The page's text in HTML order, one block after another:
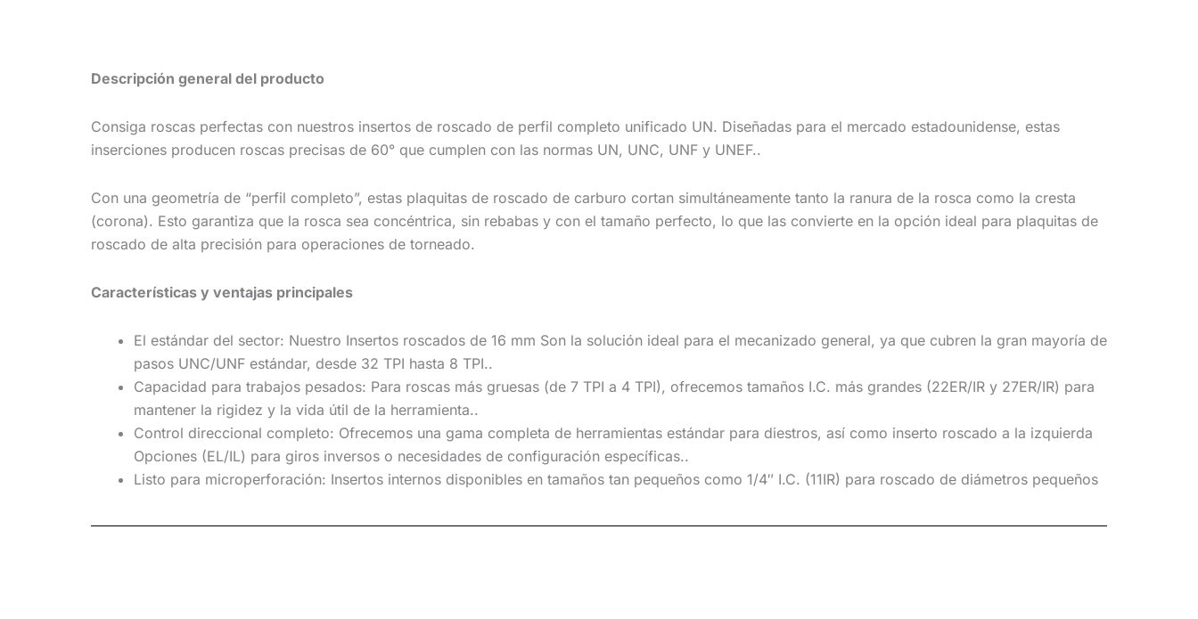
Descripción general del producto
Consiga roscas perfectas con nuestros insertos de roscado de perfil completo unificado UN. Diseñadas para el mercado estadounidense, estas
inserciones producen roscas precisas de 60° que cumplen con las normas UN, UNC, UNF y UNEF..
Con una geometría de “perfil completo”, estas plaquitas de roscado de carburo cortan simultáneamente tanto la ranura de la rosca como la cresta
(corona). Esto garantiza que la rosca sea concéntrica, sin rebabas y con el tamaño perfecto, lo que las convierte en la opción ideal para plaquitas de
roscado de alta precisión para operaciones de torneado.
Características y ventajas principales
El estándar del sector: Nuestro Insertos roscados de 16 mm Son la solución ideal para el mecanizado general, ya que cubren la gran mayoría de
pasos UNC/UNF estándar, desde 32 TPI hasta 8 TPI..
Capacidad para trabajos pesados: Para roscas más gruesas (de 7 TPI a 4 TPI), ofrecemos tamaños I.C. más grandes (22ER/IR y 27ER/IR) para
mantener la rigidez y la vida útil de la herramienta..
Control direccional completo: Ofrecemos una gama completa de herramientas estándar para diestros, así como inserto roscado a la izquierda
Opciones (EL/IL) para giros inversos o necesidades de configuración específicas..
Listo para microperforación: Insertos internos disponibles en tamaños tan pequeños como 1/4″ I.C. (11IR) para roscado de diámetros pequeños